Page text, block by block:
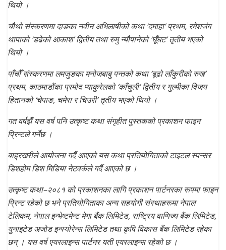
थियो ।
चौथो संस्करणमा दाङका नवीन अभिलाषीको कथा ‘दमाहा’ प्रथम, रमेशजंग
थापाको ‘डढेको आकाश’ द्वितीय तथा रुमु न्यौपानेको ‘घूँघट’ तृतीय भएको
थियो ।
पाँचौँ संस्करणमा लमजुङका मनोजबाबु पन्तको कथा ‘बूढो लाँकुरीको रुख’
प्रथम, काठमाडौंका प्रमोद प्याकुरेलको ‘काँचुली’ द्वितीय र गुल्मीका विजय
हितानको ‘चेपाङ, चमेरा र चिउरी’ तृतीय भएको थियो ।
गत वर्षझैँ यस वर्ष पनि उत्कृष्ट कथा संगृहीत पुस्तकको प्रकाशन फाइन
प्रिन्टले गर्नेछ ।
बाह्रखरीले आयोजना गर्दै आएको यस कथा प्रतियोगिताको टाइटल स्पन्सर
डिशहोम डिश मिडिया नेटवर्कले गर्दै आएको छ ।
उत्कृष्ट कथा–२०८१ को प्रकाशनका लागि प्रकाशन पार्टनरका रूपमा फाइन
प्रिन्ट रहेको छ भने प्रतियोगिताका अन्य सहयोगी संस्थाहरूमा नेपाल
टेलिकम, नेपाल इन्भेष्टमेन्ट मेगा बैंक लिमिटेड, राष्ट्रिय वाणिज्य बैंक लिमिटेड,
युनाइटेड अजोड इन्स्योरेन्स लिमिटेड तथा कृषि विकास बैंक लिमिटेड रहेका
छन् । यस वर्ष एयरलाइन्स पार्टनर यती एयरलाइन्स रहेको छ ।